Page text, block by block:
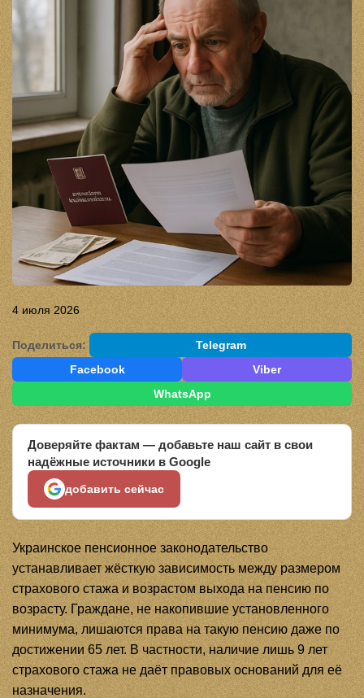
4 июля 2026
Поделиться:
Telegram
Facebook
Viber
WhatsApp
Доверяйте фактам — добавьте наш сайт в свои
надёжные источники в Google
добавить сейчас
Украинское пенсионное законодательство
устанавливает жёсткую зависимость между размером
страхового стажа и возрастом выхода на пенсию по
возрасту. Граждане, не накопившие установленного
минимума, лишаются права на такую пенсию даже по
достижении 65 лет. В частности, наличие лишь 9 лет
страхового стажа не даёт правовых оснований для её
назначения.